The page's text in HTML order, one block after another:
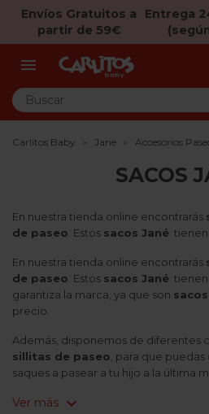
Envíos Gratuitos a
partir de 59€
Entrega

Carlitos Baby Jane Accesorios
SACOS
En nuestra tienda online encontrarás
de paseo . Estos sacos Jané tienen
En nuestra tienda online encontrarás
de paseo . Estos sacos Jané
garantiza la marca, ya que son
precio.
Además, disponemos de diferentes
sillitas de paseo , para que
saques a pasear a tu hijo a la última
Ver más expand_more